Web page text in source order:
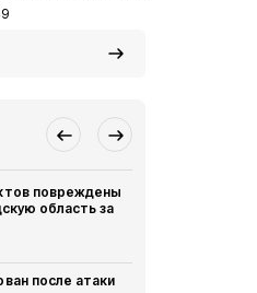
повреждены
область за
после атаки